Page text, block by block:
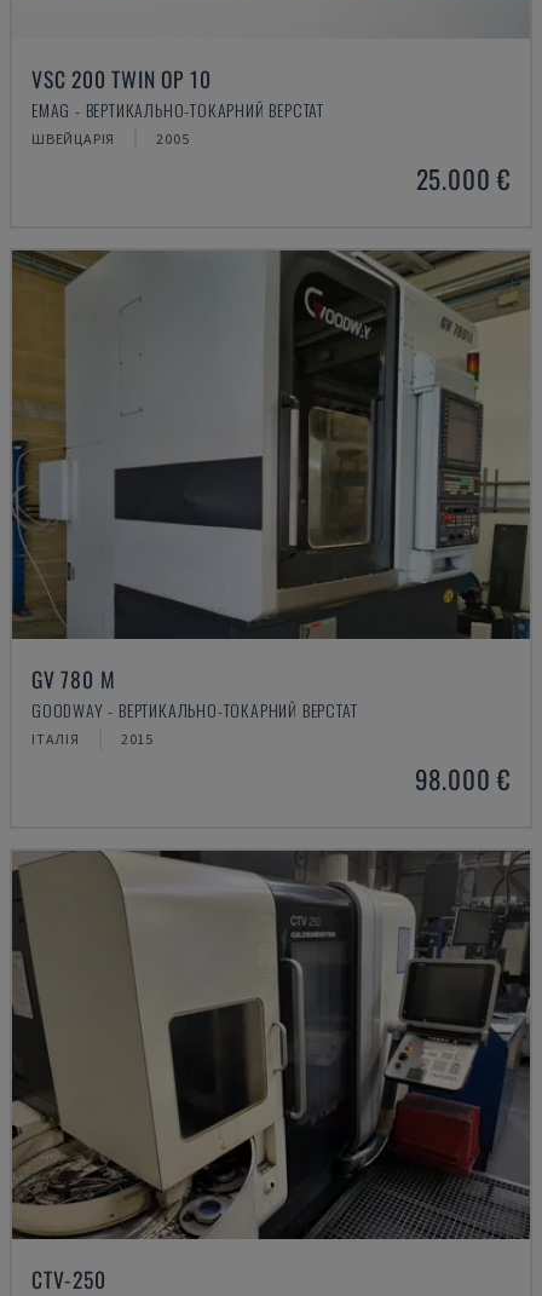
VSC 200 TWIN OP 10
EMAG - ВЕРТИКАЛЬНО-ТОКАРНИЙ ВЕРСТАТ
ШВЕЙЦАРІЯ 2005
25.000 €
GV 780 M
GOODWAY - ВЕРТИКАЛЬНО-ТОКАРНИЙ ВЕРСТАТ
ІТАЛІЯ 2015
98.000 €
CTV-250